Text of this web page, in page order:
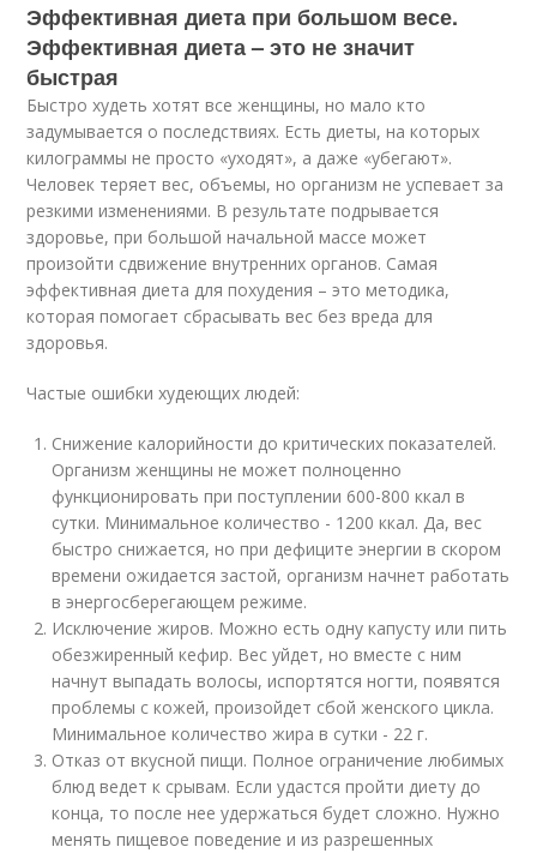
Эффективная диета при большом весе.
Эффективная диета – это не значит
быстрая
Быстро худеть хотят все женщины, но мало кто
задумывается о последствиях. Есть диеты, на которых
килограммы не просто «уходят», а даже «убегают».
Человек теряет вес, объемы, но организм не успевает за
резкими изменениями. В результате подрывается
здоровье, при большой начальной массе может
произойти сдвижение внутренних органов. Самая
эффективная диета для похудения – это методика,
которая помогает сбрасывать вес без вреда для
здоровья.
Частые ошибки худеющих людей:
Снижение калорийности до критических показателей.
Организм женщины не может полноценно
функционировать при поступлении 600-800 ккал в
сутки. Минимальное количество - 1200 ккал. Да, вес
быстро снижается, но при дефиците энергии в скором
времени ожидается застой, организм начнет работать
в энергосберегающем режиме.
Исключение жиров. Можно есть одну капусту или пить
обезжиренный кефир. Вес уйдет, но вместе с ним
начнут выпадать волосы, испортятся ногти, появятся
проблемы с кожей, произойдет сбой женского цикла.
Минимальное количество жира в сутки - 22 г.
Отказ от вкусной пищи. Полное ограничение любимых
блюд ведет к срывам. Если удастся пройти диету до
конца, то после нее удержаться будет сложно. Нужно
менять пищевое поведение и из разрешенных